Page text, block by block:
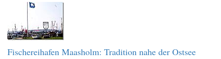
Fischereihafen Maasholm: Tradition nahe der Ostsee